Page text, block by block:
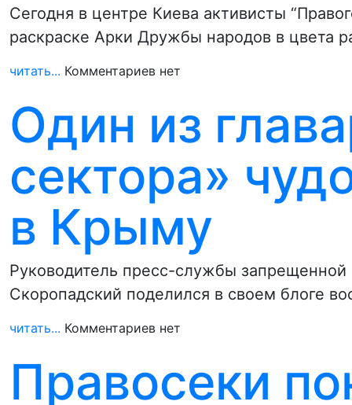
Сегодня в центре Киева активисты
раскраске Арки Дружбы народов в цвета
читать... Комментариев нет
Один из
сектора»
в Крыму
Руководитель пресс-службы
Скоропадский поделился в своем блоге
читать... Комментариев нет
Правосеки